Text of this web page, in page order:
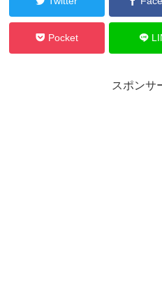
Pocket
スポンサ